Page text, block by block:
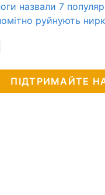
назвали 7
руйнують
ПІДТРИМАЙТЕ